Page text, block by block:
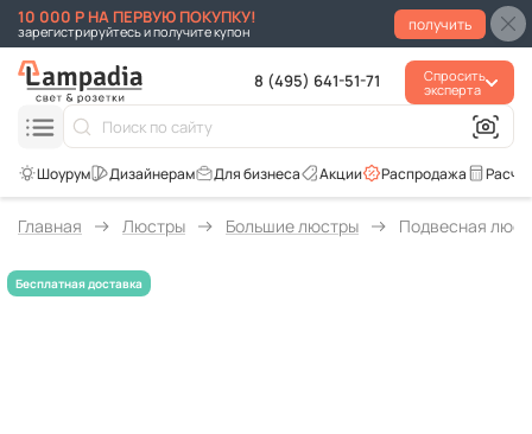
10 000 Р НА ПЕРВУЮ ПОКУПКУ!
зарегистрируйтесь и получите купон получить
8 (495) 641-51-71
Спросить
эксперта
Распродажа
Акции
Для бизнеса
Главная Люстры Большие люстры Подвесная